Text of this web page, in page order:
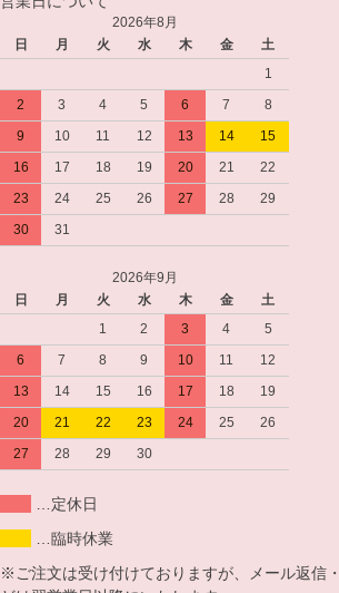
2026年8月
日
月 火 水 木 金
土
1
2
3 4 5 6 7
8
9
10 11 12 13 14
15
16
17 18 19 20 21
22
23
24 25 26 27 28
29
30
31
2026年9月
日
月 火 水 木 金
土
1
2 3 4
5
6
7 8 9 10 11
12
13
14 15 16 17 18
19
20
21 22 23 24 25
26
27
28 29 30
…定休日
…臨時休業
※ご注文は受け付けておりますが、メール返信